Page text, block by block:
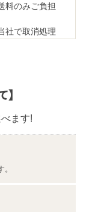
料のみご負担
社で取消処理
）
保証するも
】
ます!